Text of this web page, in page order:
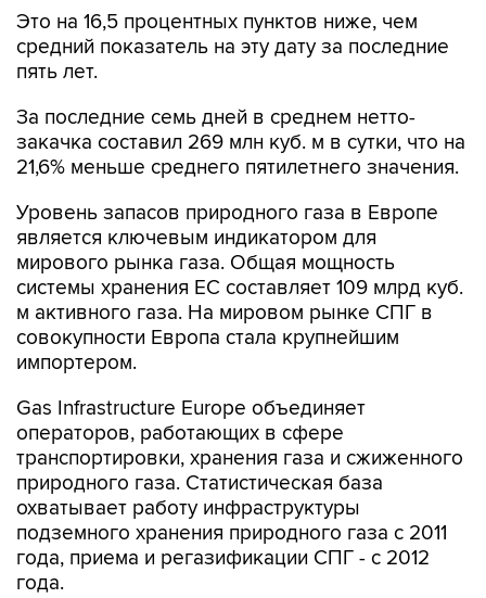
Это на 16,5 процентных пунктов ниже, чем
средний показатель на эту дату за последние
пять лет.
За последние семь дней в среднем нетто-
закачка составил 269 млн куб. м в сутки, что на
21,6% меньше среднего пятилетнего значения.
Уровень запасов природного газа в Европе
является ключевым индикатором для
мирового рынка газа. Общая мощность
системы хранения ЕС составляет 109 млрд куб.
м активного газа. На мировом рынке СПГ в
совокупности Европа стала крупнейшим
импортером.
Gas Infrastructure Europe объединяет
операторов, работающих в сфере
транспортировки, хранения газа и сжиженного
природного газа. Статистическая база
охватывает работу инфраструктуры
подземного хранения природного газа с 2011
года, приема и регазификации СПГ - с 2012
года.